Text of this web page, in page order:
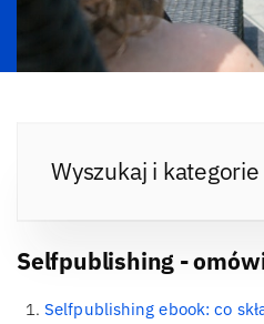
Wyszukaj i kategorie
Selfpublishing -
Selfpublishing ebook: co